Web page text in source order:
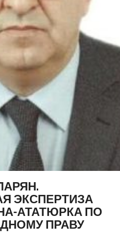
ЭКСПЕРТИЗА
АТАТЮРКА ПО
ПРАВУ